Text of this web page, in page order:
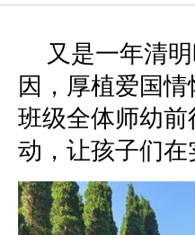
又是一年清
因，厚植爱国
班级全体师幼
动，让孩子们